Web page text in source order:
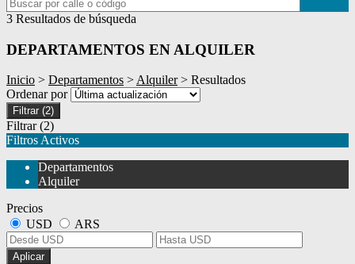
3 Resultados de búsqueda
DEPARTAMENTOS EN ALQUILER
Inicio > Departamentos >Alquiler> Resultados
Ordenar por
Filtrar (2)
Filtrar (2)
Filtros Activos
Departamentos
Alquiler
Precios
USD
ARS
Aplicar